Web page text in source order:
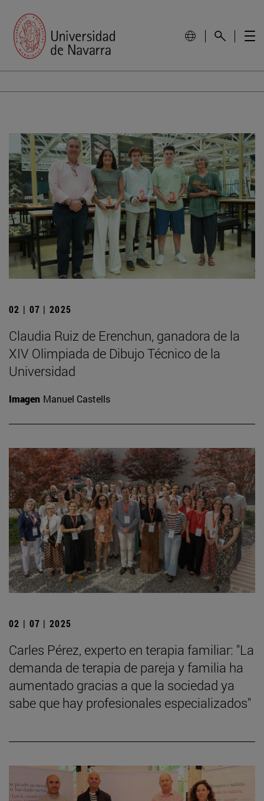
02 | 07 | 2025
Claudia Ruiz de Erenchun, ganadora de la
XIV Olimpiada de Dibujo Técnico de la
Universidad
Imagen Manuel Castells
02 | 07 | 2025
Carles Pérez, experto en terapia familiar: "La
demanda de terapia de pareja y familia ha
aumentado gracias a que la sociedad ya
sabe que hay profesionales especializados"